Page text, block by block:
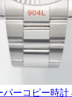
ーコピー時計